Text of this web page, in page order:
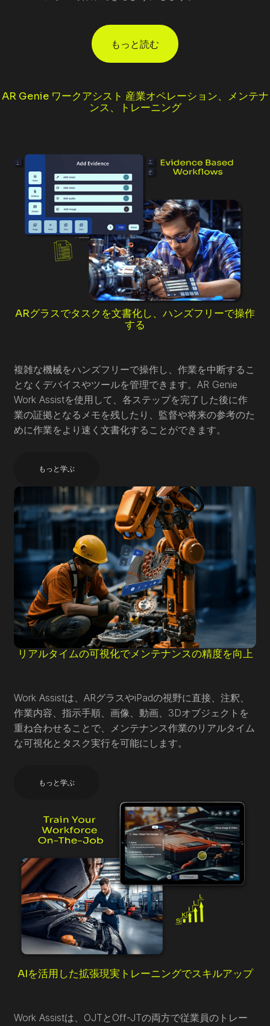
もっと読む
AR Genie ワークアシスト 産業オペレーション、メンテナ
ンス、トレーニング
AIを活用した拡張現実トレーニングでスキルアップ
Work Assistは、OJTとOff-JTの両方で従業員のトレー
リアルタイムの可視化でメンテナンスの精度を向上
Work Assistは、ARグラスやiPadの視野に直接、注釈、
作業内容、指示手順、画像、動画、3Dオブジェクトを
重ね合わせることで、メンテナンス作業のリアルタイム
な可視化とタスク実行を可能にします。
もっと学ぶ
ARグラスでタスクを文書化し、ハンズフリーで操作
する
複雑な機械をハンズフリーで操作し、作業を中断するこ
となくデバイスやツールを管理できます。AR Genie
Work Assistを使用して、各ステップを完了した後に作
業の証拠となるメモを残したり、監督や将来の参考のた
めに作業をより速く文書化することができます。
もっと学ぶ